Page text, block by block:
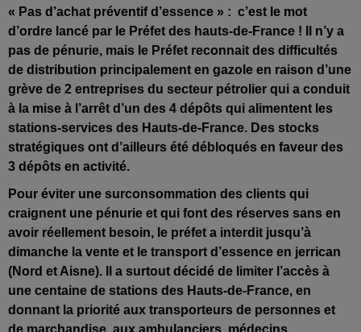
« Pas d’achat préventif d’essence » : c’est le mot
d’ordre lancé par le Préfet des hauts-de-France ! Il n’y a
pas de pénurie, mais le Préfet reconnait des difficultés
de distribution principalement en gazole en raison d’une
grève de 2 entreprises du secteur pétrolier qui a conduit
à la mise à l’arrêt d’un des 4 dépôts qui alimentent les
stations-services des Hauts-de-France. Des stocks
stratégiques ont d’ailleurs été débloqués en faveur des
3 dépôts en activité.
Pour éviter une surconsommation des clients qui
craignent une pénurie et qui font des réserves sans en
avoir réellement besoin, le préfet a interdit jusqu’à
dimanche la vente et le transport d’essence en jerrican
(Nord et Aisne). Il a surtout décidé de limiter l’accès à
une centaine de stations des Hauts-de-France, en
donnant la priorité aux transporteurs de personnes et
de marchandise, aux ambulanciers, médecins,